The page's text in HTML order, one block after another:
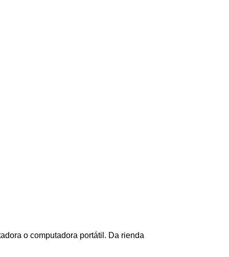
o computadora portátil. Da rienda